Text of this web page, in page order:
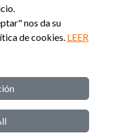
nos da su
de cookies. LEER